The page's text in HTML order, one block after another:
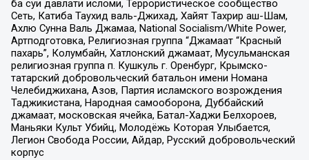
ба суи давлати исломи, Террористическое сообщество
Сеть, Катиба Таухид валь-Джихад, Хайят Тахрир аш-Шам,
Ахлю Сунна Валь Джамаа, National Socialism/White Power,
Артподготовка, Религиозная группа “Джамаат “Красный
пахарь”, Колумбайн, Хатлонский джамаат, Мусульманская
религиозная группа п. Кушкуль г. Оренбург, Крымско-
татарский добровольческий батальон имени Номана
Челебиджихана, Азов, Партия исламского возрождения
Таджикистана, Народная самооборона, Дуббайский
джамаат, московская ячейка, Батал-Хаджи Белхороев,
Маньяки Культ Убийц, Молодёжь Которая Улыбается,
Легион Свобода России, Айдар, Русский добровольческий
корпус